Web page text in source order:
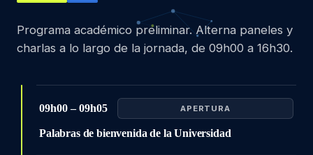
Programa académico preliminar. Alterna paneles y
charlas a lo largo de la jornada, de 09h00 a 16h30.
09h00 – 09h05 APERTURA
Palabras de bienvenida de la Universidad